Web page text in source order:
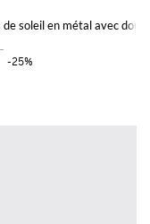
soleil en métal avec
-25%